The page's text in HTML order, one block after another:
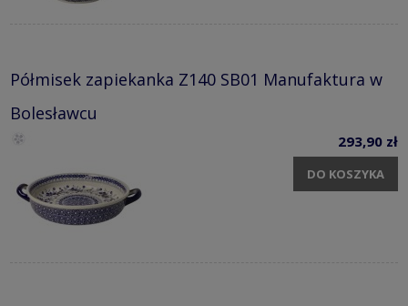
Półmisek zapiekanka Z140 SB01 Manufaktura w
Bolesławcu
293,90 zł
DO KOSZYKA